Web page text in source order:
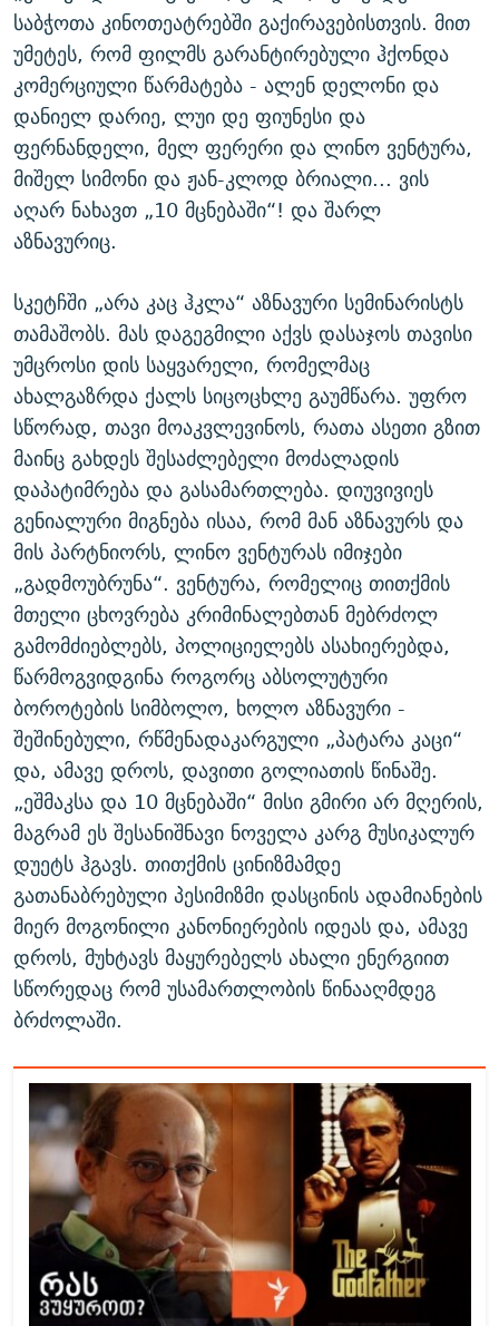
საბჭოთა კინოთეატრებში გაქირავებისთვის. მით
უმეტეს, რომ ფილმს გარანტირებული ჰქონდა
კომერციული წარმატება - ალენ დელონი და
დანიელ დარიე, ლუი დე ფიუნესი და
ფერნანდელი, მელ ფერერი და ლინო ვენტურა,
მიშელ სიმონი და ჟან-კლოდ ბრიალი... ვის
აღარ ნახავთ „10 მცნებაში“! და შარლ
აზნავურიც.
სკეტჩში „არა კაც ჰკლა“ აზნავური სემინარისტს
თამაშობს. მას დაგეგმილი აქვს დასაჯოს თავისი
უმცროსი დის საყვარელი, რომელმაც
ახალგაზრდა ქალს სიცოცხლე გაუმწარა. უფრო
სწორად, თავი მოაკვლევინოს, რათა ასეთი გზით
მაინც გახდეს შესაძლებელი მოძალადის
დაპატიმრება და გასამართლება. დიუვივიეს
გენიალური მიგნება ისაა, რომ მან აზნავურს და
მის პარტნიორს, ლინო ვენტურას იმიჯები
„გადმოუბრუნა“. ვენტურა, რომელიც თითქმის
მთელი ცხოვრება კრიმინალებთან მებრძოლ
გამომძიებლებს, პოლიციელებს ასახიერებდა,
წარმოგვიდგინა როგორც აბსოლუტური
ბოროტების სიმბოლო, ხოლო აზნავური -
შეშინებული, რწმენადაკარგული „პატარა კაცი“
და, ამავე დროს, დავითი გოლიათის წინაშე.
„ეშმაკსა და 10 მცნებაში“ მისი გმირი არ მღერის,
მაგრამ ეს შესანიშნავი ნოველა კარგ მუსიკალურ
დუეტს ჰგავს. თითქმის ცინიზმამდე
გათანაბრებული პესიმიზმი დასცინის ადამიანების
მიერ მოგონილი კანონიერების იდეას და, ამავე
დროს, მუხტავს მაყურებელს ახალი ენერგიით
სწორედაც რომ უსამართლობის წინააღმდეგ
ბრძოლაში.